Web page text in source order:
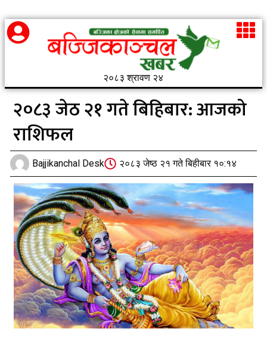
२०८३ श्रावण २४
२०८३ जेठ २१ गते बिहिबार: आजको
राशिफल
Bajjikanchal Desk २०८३ जेष्ठ २१ गते बिहीबार १०:१४